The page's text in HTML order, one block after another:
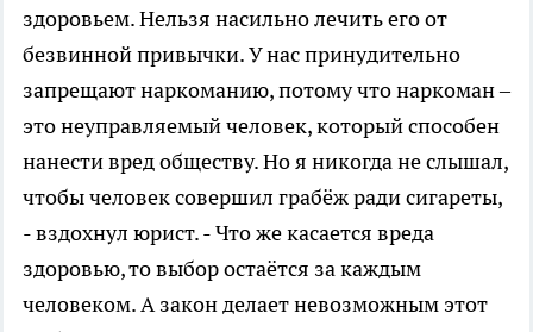
здоровьем. Нельзя насильно лечить его от
безвинной привычки. У нас принудительно
запрещают наркоманию, потому что наркоман –
это неуправляемый человек, который способен
нанести вред обществу. Но я никогда не слышал,
чтобы человек совершил грабёж ради сигареты,
- вздохнул юрист. - Что же касается вреда
здоровью, то выбор остаётся за каждым
человеком. А закон делает невозможным этот